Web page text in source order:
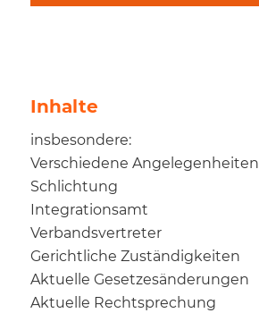
Inhalte
insbesondere:
Verschiedene Angelegenheiten
Schlichtung
Integrationsamt
Verbandsvertreter
Gerichtliche Zuständigkeiten
Aktuelle Gesetzesänderungen
Aktuelle Rechtsprechung